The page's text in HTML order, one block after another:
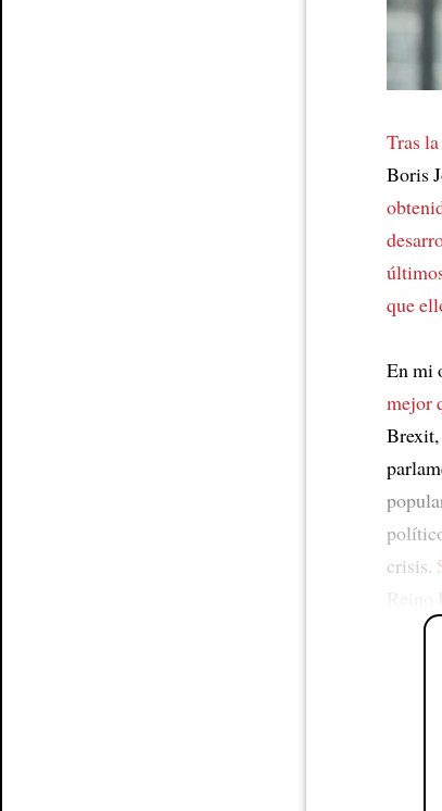
Tras la
Boris
que
En mi
mejor
Brexit,
crisis.